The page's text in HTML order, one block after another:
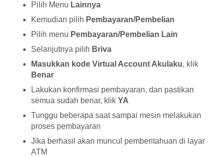
Pilih Menu Lainnya
Kemudian pilih Pembayaran/Pembelian
Pilih menu Pembayaran/Pembelian Lain
Selanjutnya pilih Briva
Masukkan kode Virtual Account Akulaku, klik
Benar
Lakukan konfirmasi pembayaran, dan pastikan
semua sudah benar, klik YA
Tunggu beberapa saat sampai mesin melakukan
proses pembayaran
Jika berhasil akan muncul pemberitahuan di layar
ATM